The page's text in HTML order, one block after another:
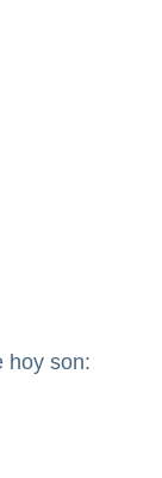
hoy son: